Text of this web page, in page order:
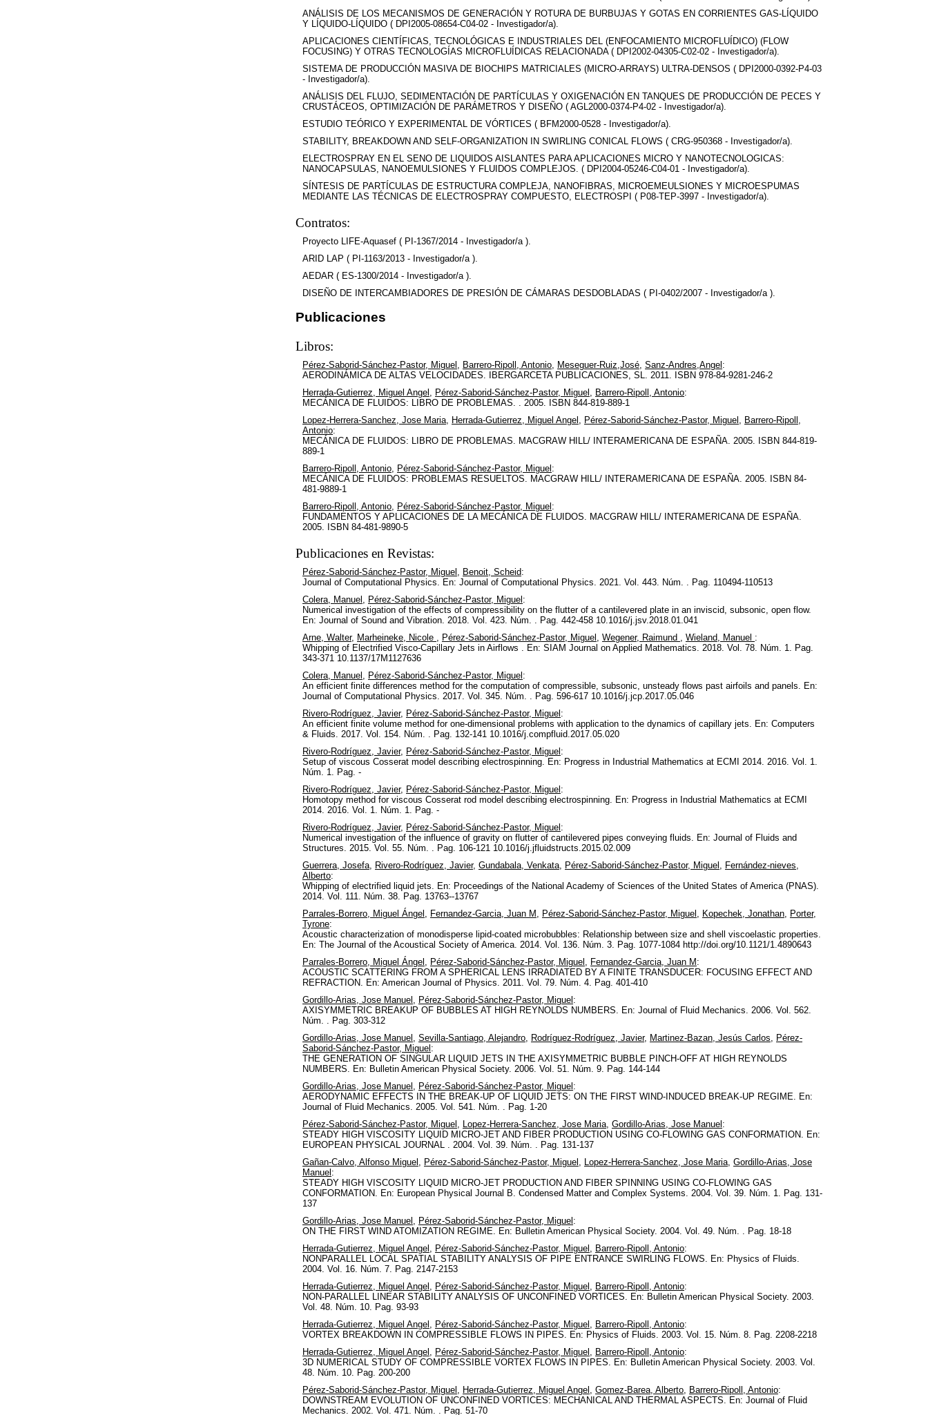
ANÁLISIS DE LOS MECANISMOS DE GENERACIÓN Y ROTURA DE BURBUJAS Y GOTAS EN CORRIENTES GAS-LÍQUIDO
Y LÍQUIDO-LÍQUIDO ( DPI2005-08654-C04-02 - Investigador/a).
APLICACIONES CIENTÍFICAS, TECNOLÓGICAS E INDUSTRIALES DEL (ENFOCAMIENTO MICROFLUÍDICO) (FLOW
FOCUSING) Y OTRAS TECNOLOGÍAS MICROFLUÍDICAS RELACIONADA ( DPI2002-04305-C02-02 - Investigador/a).
SISTEMA DE PRODUCCIÓN MASIVA DE BIOCHIPS MATRICIALES (MICRO-ARRAYS) ULTRA-DENSOS ( DPI2000-0392-P4-03
- Investigador/a).
ANÁLISIS DEL FLUJO, SEDIMENTACIÓN DE PARTÍCULAS Y OXIGENACIÓN EN TANQUES DE PRODUCCIÓN DE PECES Y
CRUSTÁCEOS, OPTIMIZACIÓN DE PARÁMETROS Y DISEÑO ( AGL2000-0374-P4-02 - Investigador/a).
ESTUDIO TEÓRICO Y EXPERIMENTAL DE VÓRTICES ( BFM2000-0528 - Investigador/a).
STABILITY, BREAKDOWN AND SELF-ORGANIZATION IN SWIRLING CONICAL FLOWS ( CRG-950368 - Investigador/a).
ELECTROSPRAY EN EL SENO DE LIQUIDOS AISLANTES PARA APLICACIONES MICRO Y NANOTECNOLOGICAS:
NANOCAPSULAS, NANOEMULSIONES Y FLUIDOS COMPLEJOS. ( DPI2004-05246-C04-01 - Investigador/a).
SÍNTESIS DE PARTÍCULAS DE ESTRUCTURA COMPLEJA, NANOFIBRAS, MICROEMEULSIONES Y MICROESPUMAS
MEDIANTE LAS TÉCNICAS DE ELECTROSPRAY COMPUESTO, ELECTROSPI ( P08-TEP-3997 - Investigador/a).
Contratos:
Proyecto LIFE-Aquasef ( PI-1367/2014 - Investigador/a ).
ARID LAP ( PI-1163/2013 - Investigador/a ).
AEDAR ( ES-1300/2014 - Investigador/a ).
DISEÑO DE INTERCAMBIADORES DE PRESIÓN DE CÁMARAS DESDOBLADAS ( PI-0402/2007 - Investigador/a ).
Publicaciones
Libros:
Pérez-Saborid-Sánchez-Pastor, Miguel , Barrero-Ripoll, Antonio, Meseguer-Ruiz,José, Sanz-Andres,Angel :
AERODINÁMICA DE ALTAS VELOCIDADES. IBERGARCETA PUBLICACIONES, SL. 2011. ISBN 978-84-9281-246-2
Herrada-Gutierrez, Miguel Angel , Pérez-Saborid-Sánchez-Pastor, Miguel , Barrero-Ripoll, Antonio:
MECÁNICA DE FLUIDOS: LIBRO DE PROBLEMAS. . 2005. ISBN 844-819-889-1
Lopez-Herrera-Sanchez, Jose Maria, Herrada-Gutierrez, Miguel Angel , Pérez-Saborid-Sánchez-Pastor, Miguel , Barrero-Ripoll,
Antonio:
MECÁNICA DE FLUIDOS: LIBRO DE PROBLEMAS. MACGRAW HILL/ INTERAMERICANA DE ESPAÑA. 2005. ISBN 844-819-
889-1
Barrero-Ripoll, Antonio, Pérez-Saborid-Sánchez-Pastor, Miguel :
MECÁNICA DE FLUIDOS: PROBLEMAS RESUELTOS. MACGRAW HILL/ INTERAMERICANA DE ESPAÑA. 2005. ISBN 84-
481-9889-1
Barrero-Ripoll, Antonio, Pérez-Saborid-Sánchez-Pastor, Miguel :
FUNDAMENTOS Y APLICACIONES DE LA MECÁNICA DE FLUIDOS. MACGRAW HILL/ INTERAMERICANA DE ESPAÑA.
2005. ISBN 84-481-9890-5
Publicaciones en Revistas:
Pérez-Saborid-Sánchez-Pastor, Miguel , Benoit, Scheid:
Journal of Computational Physics. En: Journal of Computational Physics. 2021. Vol. 443. Núm. . Pag. 110494-110513
Colera, Manuel , Pérez-Saborid-Sánchez-Pastor, Miguel :
Numerical investigation of the effects of compressibility on the flutter of a cantilevered plate in an inviscid, subsonic, open flow.
En: Journal of Sound and Vibration. 2018. Vol. 423. Núm. . Pag. 442-458 10.1016/j.jsv.2018.01.041
Arne, Walter, Marheineke, Nicole , Pérez-Saborid-Sánchez-Pastor, Miguel , Wegener, Raimund , Wieland, Manuel :
Whipping of Electrified Visco-Capillary Jets in Airflows . En: SIAM Journal on Applied Mathematics. 2018. Vol. 78. Núm. 1. Pag.
343-371 10.1137/17M1127636
Colera, Manuel , Pérez-Saborid-Sánchez-Pastor, Miguel :
An efficient finite differences method for the computation of compressible, subsonic, unsteady flows past airfoils and panels. En:
Journal of Computational Physics. 2017. Vol. 345. Núm. . Pag. 596-617 10.1016/j.jcp.2017.05.046
Rivero-Rodríguez, Javier, Pérez-Saborid-Sánchez-Pastor, Miguel :
An efficient finite volume method for one-dimensional problems with application to the dynamics of capillary jets. En: Computers
& Fluids. 2017. Vol. 154. Núm. . Pag. 132-141 10.1016/j.compfluid.2017.05.020
Rivero-Rodríguez, Javier, Pérez-Saborid-Sánchez-Pastor, Miguel :
Setup of viscous Cosserat model describing electrospinning. En: Progress in Industrial Mathematics at ECMI 2014. 2016. Vol. 1.
Núm. 1. Pag. -
Rivero-Rodríguez, Javier, Pérez-Saborid-Sánchez-Pastor, Miguel :
Homotopy method for viscous Cosserat rod model describing electrospinning. En: Progress in Industrial Mathematics at ECMI
2014. 2016. Vol. 1. Núm. 1. Pag. -
Rivero-Rodríguez, Javier, Pérez-Saborid-Sánchez-Pastor, Miguel :
Numerical investigation of the influence of gravity on flutter of cantilevered pipes conveying fluids. En: Journal of Fluids and
Structures. 2015. Vol. 55. Núm. . Pag. 106-121 10.1016/j.jfluidstructs.2015.02.009
Guerrera, Josefa, Rivero-Rodríguez, Javier, Gundabala, Venkata, Pérez-Saborid-Sánchez-Pastor, Miguel , Fernández-nieves,
Alberto:
Whipping of electrified liquid jets. En: Proceedings of the National Academy of Sciences of the United States of America (PNAS).
2014. Vol. 111. Núm. 38. Pag. 13763--13767
Parrales-Borrero, Miguel Ángel , Fernandez-Garcia, Juan M , Pérez-Saborid-Sánchez-Pastor, Miguel , Kopechek, Jonathan, Porter,
Tyrone:
Acoustic characterization of monodisperse lipid-coated microbubbles: Relationship between size and shell viscoelastic properties.
En: The Journal of the Acoustical Society of America. 2014. Vol. 136. Núm. 3. Pag. 1077-1084 http://doi.org/10.1121/1.4890643
Parrales-Borrero, Miguel Ángel , Pérez-Saborid-Sánchez-Pastor, Miguel , Fernandez-Garcia, Juan M :
ACOUSTIC SCATTERING FROM A SPHERICAL LENS IRRADIATED BY A FINITE TRANSDUCER: FOCUSING EFFECT AND
REFRACTION. En: American Journal of Physics. 2011. Vol. 79. Núm. 4. Pag. 401-410
Gordillo-Arias, Jose Manuel , Pérez-Saborid-Sánchez-Pastor, Miguel :
AXISYMMETRIC BREAKUP OF BUBBLES AT HIGH REYNOLDS NUMBERS. En: Journal of Fluid Mechanics. 2006. Vol. 562.
Núm. . Pag. 303-312
Gordillo-Arias, Jose Manuel , Sevilla-Santiago, Alejandro, Rodríguez-Rodríguez, Javier, Martinez-Bazan, Jesús Carlos, Pérez-
Saborid-Sánchez-Pastor, Miguel :
THE GENERATION OF SINGULAR LIQUID JETS IN THE AXISYMMETRIC BUBBLE PINCH-OFF AT HIGH REYNOLDS
NUMBERS. En: Bulletin American Physical Society. 2006. Vol. 51. Núm. 9. Pag. 144-144
Gordillo-Arias, Jose Manuel , Pérez-Saborid-Sánchez-Pastor, Miguel :
AERODYNAMIC EFFECTS IN THE BREAK-UP OF LIQUID JETS: ON THE FIRST WIND-INDUCED BREAK-UP REGIME. En:
Journal of Fluid Mechanics. 2005. Vol. 541. Núm. . Pag. 1-20
Pérez-Saborid-Sánchez-Pastor, Miguel , Lopez-Herrera-Sanchez, Jose Maria, Gordillo-Arias, Jose Manuel :
STEADY HIGH VISCOSITY LIQUID MICRO-JET AND FIBER PRODUCTION USING CO-FLOWING GAS CONFORMATION. En:
EUROPEAN PHYSICAL JOURNAL . 2004. Vol. 39. Núm. . Pag. 131-137
Gañan-Calvo, Alfonso Miguel , Pérez-Saborid-Sánchez-Pastor, Miguel , Lopez-Herrera-Sanchez, Jose Maria, Gordillo-Arias, Jose
Manuel :
STEADY HIGH VISCOSITY LIQUID MICRO-JET PRODUCTION AND FIBER SPINNING USING CO-FLOWING GAS
CONFORMATION. En: European Physical Journal B. Condensed Matter and Complex Systems. 2004. Vol. 39. Núm. 1. Pag. 131-
137
Gordillo-Arias, Jose Manuel , Pérez-Saborid-Sánchez-Pastor, Miguel :
ON THE FIRST WIND ATOMIZATION REGIME. En: Bulletin American Physical Society. 2004. Vol. 49. Núm. . Pag. 18-18
Herrada-Gutierrez, Miguel Angel , Pérez-Saborid-Sánchez-Pastor, Miguel , Barrero-Ripoll, Antonio:
NONPARALLEL LOCAL SPATIAL STABILITY ANALYSIS OF PIPE ENTRANCE SWIRLING FLOWS. En: Physics of Fluids.
2004. Vol. 16. Núm. 7. Pag. 2147-2153
Herrada-Gutierrez, Miguel Angel , Pérez-Saborid-Sánchez-Pastor, Miguel , Barrero-Ripoll, Antonio:
NON-PARALLEL LINEAR STABILITY ANALYSIS OF UNCONFINED VORTICES. En: Bulletin American Physical Society. 2003.
Vol. 48. Núm. 10. Pag. 93-93
Herrada-Gutierrez, Miguel Angel , Pérez-Saborid-Sánchez-Pastor, Miguel , Barrero-Ripoll, Antonio:
VORTEX BREAKDOWN IN COMPRESSIBLE FLOWS IN PIPES. En: Physics of Fluids. 2003. Vol. 15. Núm. 8. Pag. 2208-2218
Herrada-Gutierrez, Miguel Angel , Pérez-Saborid-Sánchez-Pastor, Miguel , Barrero-Ripoll, Antonio:
3D NUMERICAL STUDY OF COMPRESSIBLE VORTEX FLOWS IN PIPES. En: Bulletin American Physical Society. 2003. Vol.
48. Núm. 10. Pag. 200-200
Pérez-Saborid-Sánchez-Pastor, Miguel , Herrada-Gutierrez, Miguel Angel , Gomez-Barea, Alberto, Barrero-Ripoll, Antonio:
DOWNSTREAM EVOLUTION OF UNCONFINED VORTICES: MECHANICAL AND THERMAL ASPECTS. En: Journal of Fluid
Mechanics. 2002. Vol. 471. Núm. . Pag. 51-70